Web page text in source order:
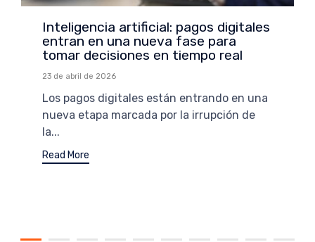
Inteligencia artificial: pagos digitales
entran en una nueva fase para
tomar decisiones en tiempo real
23 de abril de 2026
Los pagos digitales están entrando en una
nueva etapa marcada por la irrupción de
la...
Read More